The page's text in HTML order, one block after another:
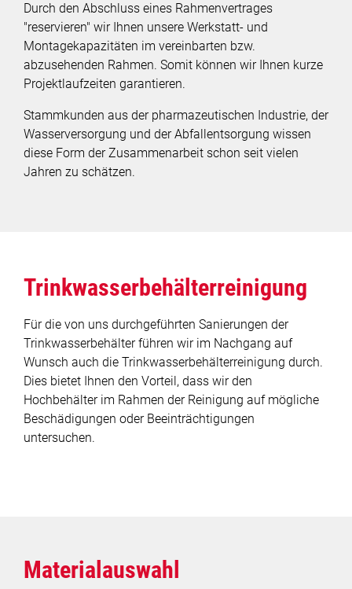
Durch den Abschluss eines Rahmenvertrages
"reservieren" wir Ihnen unsere Werkstatt- und
Montagekapazitäten im vereinbarten bzw.
abzusehenden Rahmen. Somit können wir Ihnen kurze
Projektlaufzeiten garantieren.
Stammkunden aus der pharmazeutischen Industrie, der
Wasserversorgung und der Abfallentsorgung wissen
diese Form der Zusammenarbeit schon seit vielen
Jahren zu schätzen.
Trinkwasserbehälterreinigung
Für die von uns durchgeführten Sanierungen der
Trinkwasserbehälter führen wir im Nachgang auf
Wunsch auch die Trinkwasserbehälterreinigung durch.
Dies bietet Ihnen den Vorteil, dass wir den
Hochbehälter im Rahmen der Reinigung auf mögliche
Beschädigungen oder Beeinträchtigungen
untersuchen.
Materialauswahl
Unternehmen
News
Projekte
Downloads
Cookiebar-Einstellungen ändern